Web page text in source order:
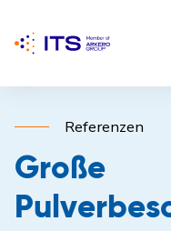
Referenzen
Große